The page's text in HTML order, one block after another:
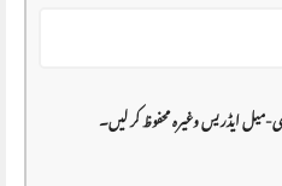
میل ایڈریس وغیرہ محفوظ کر لیں۔